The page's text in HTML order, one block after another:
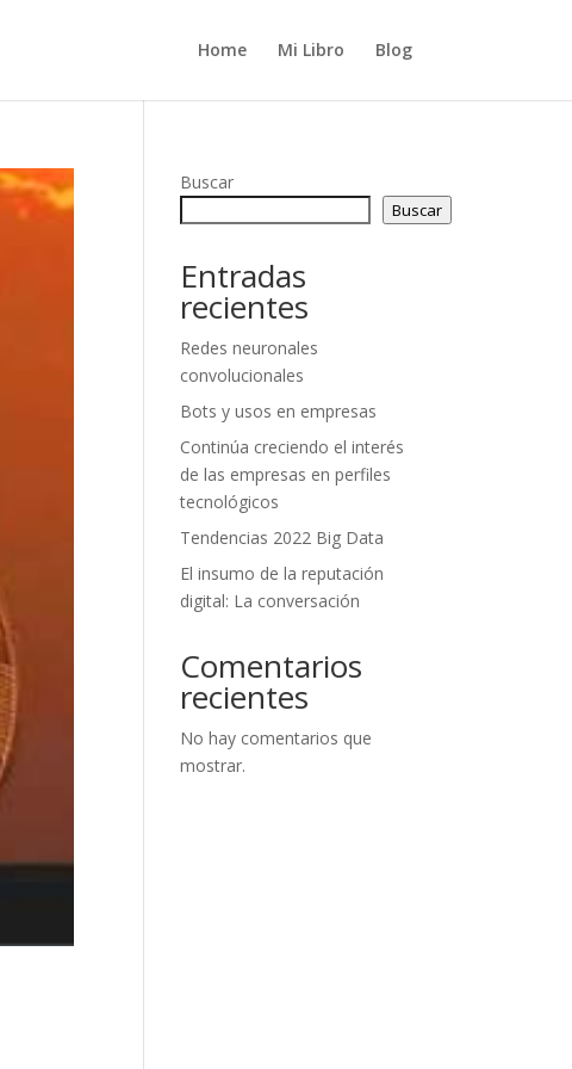
Home Mi Libro Blog
Buscar
Buscar
Entradas
recientes
Redes neuronales
convolucionales
Bots y usos en empresas
Continúa creciendo el interés
de las empresas en perfiles
tecnológicos
Tendencias 2022 Big Data
El insumo de la reputación
digital: La conversación
Comentarios
recientes
No hay comentarios que
mostrar.